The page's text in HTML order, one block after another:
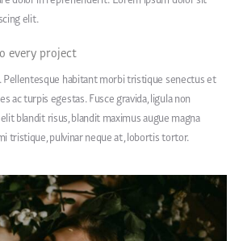
elit.
every project
Pellentesque habitant morbi tristique senectus et
ac turpis egestas. Fusce gravida, ligula non
blandit risus, blandit maximus augue magna
tristique, pulvinar neque at, lobortis tortor.